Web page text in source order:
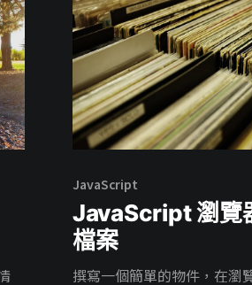
JavaScript
JavaScript 瀏覽
檔案
撰寫一個簡單的物件，在瀏